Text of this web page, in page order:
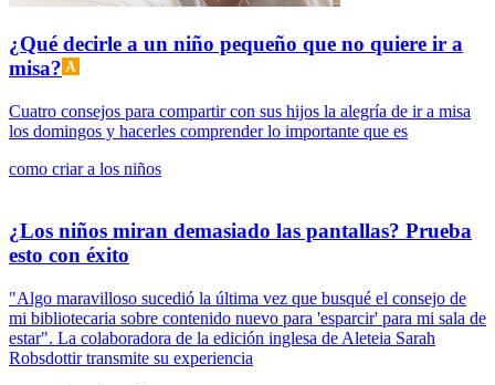
¿Qué decirle a un niño pequeño que no quiere ir a
misa?
Cuatro consejos para compartir con sus hijos la alegría de ir a misa
los domingos y hacerles comprender lo importante que es
como criar a los niños
¿Los niños miran demasiado las pantallas? Prueba
esto con éxito
"Algo maravilloso sucedió la última vez que busqué el consejo de
mi bibliotecaria sobre contenido nuevo para 'esparcir' para mi sala de
estar". La colaboradora de la edición inglesa de Aleteia Sarah
Robsdottir transmite su experiencia